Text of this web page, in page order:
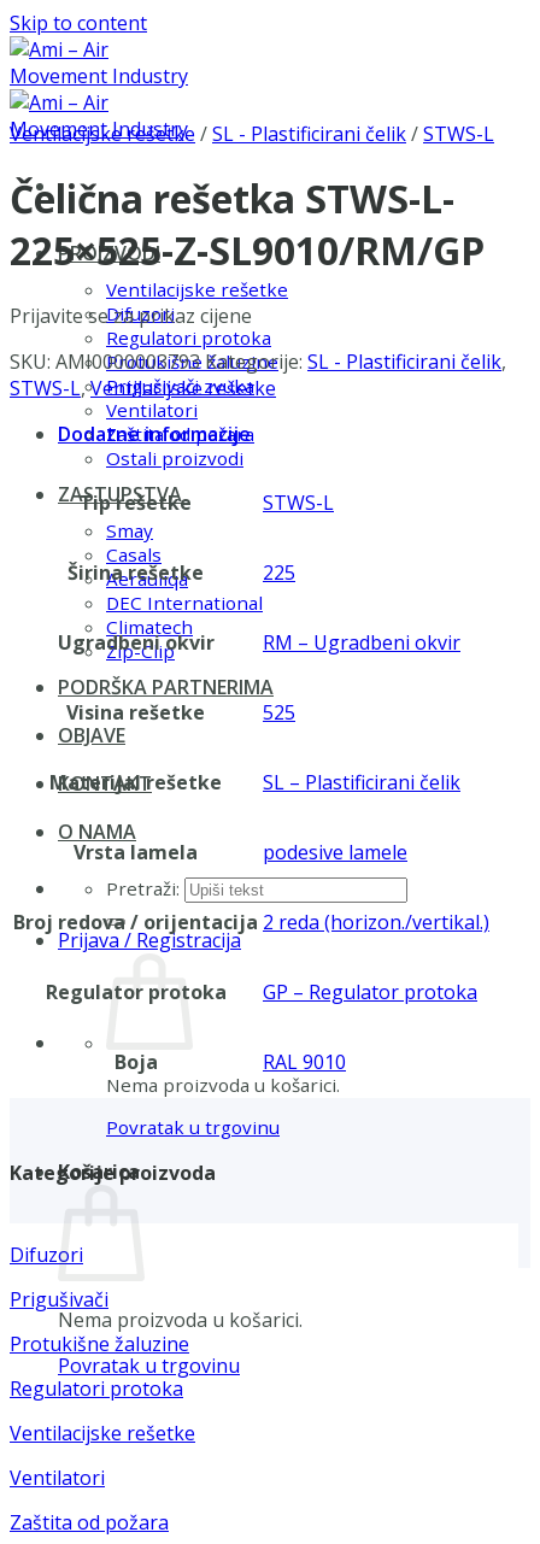
Skip to content
PROIZVODI
Ventilacijske rešetke
Difuzori
Regulatori protoka
Protukišne žaluzine
Prigušivači zvuka
Ventilatori
Zaštita od požara
Ostali proizvodi
ZASTUPSTVA
Smay
Casals
Aerauliqa
DEC International
Climatech
Zip-Clip
PODRŠKA PARTNERIMA
OBJAVE
KONTAKT
O NAMA
Pretraži:
Prijava / Registracija
Nema proizvoda u košarici.
Povratak u trgovinu
Košarica
Nema proizvoda u košarici.
Povratak u trgovinu
Ventilacijske rešetke /SL - Plastificirani čelik/STWS-L
Čelična rešetka STWS-L-
225×525-Z-SL9010/RM/GP
Prijavite se za prikaz cijene
SKU: AMI0000003793 Kategorije: SL - Plastificirani čelik,
STWS-L,Ventilacijske rešetke
Dodatne informacije
Tip rešetke STWS-L
Širina rešetke 225
Ugradbeni okvir RM – Ugradbeni okvir
Visina rešetke 525
Materijal rešetke SL – Plastificirani čelik
Vrsta lamela podesive lamele
Broj redova / orijentacija 2 reda (horizon./vertikal.)
Regulator protoka GP – Regulator protoka
Boja RAL 9010
Kategorije proizvoda
Difuzori
Prigušivači
Protukišne žaluzine
Regulatori protoka
Ventilacijske rešetke
Ventilatori
Zaštita od požara